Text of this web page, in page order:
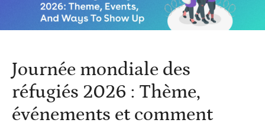
Journée mondiale des
réfugiés 2026 : Thème,
événements et comment